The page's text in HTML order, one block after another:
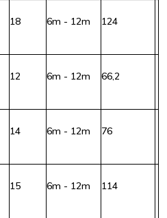
18 6m - 12m 124
12 6m - 12m 66,2
14 6m - 12m 76
15 6m - 12m 114